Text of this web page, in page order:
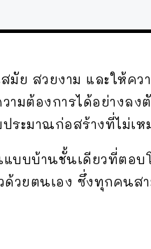
มัย สวยงาม และให้คว
มต้องการได้อย่างลง
ระมาณก่อสร้างที่ไม่เห
บบบ้านชั้นเดียวที่ตอ
วยตนเอง ซึ่งทุกคนส